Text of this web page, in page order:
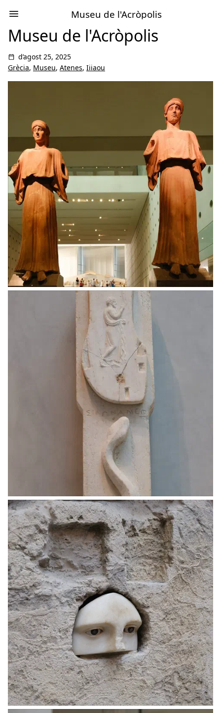
Museu de l'Acròpolis
Museu de l'Acròpolis
d’agost 25, 2025
Grècia, Museu, Atenes, Iiiaou